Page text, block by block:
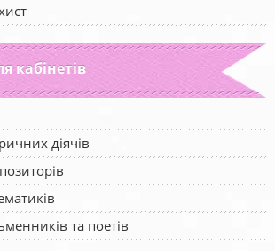
кабінетів
діячів
та поетів